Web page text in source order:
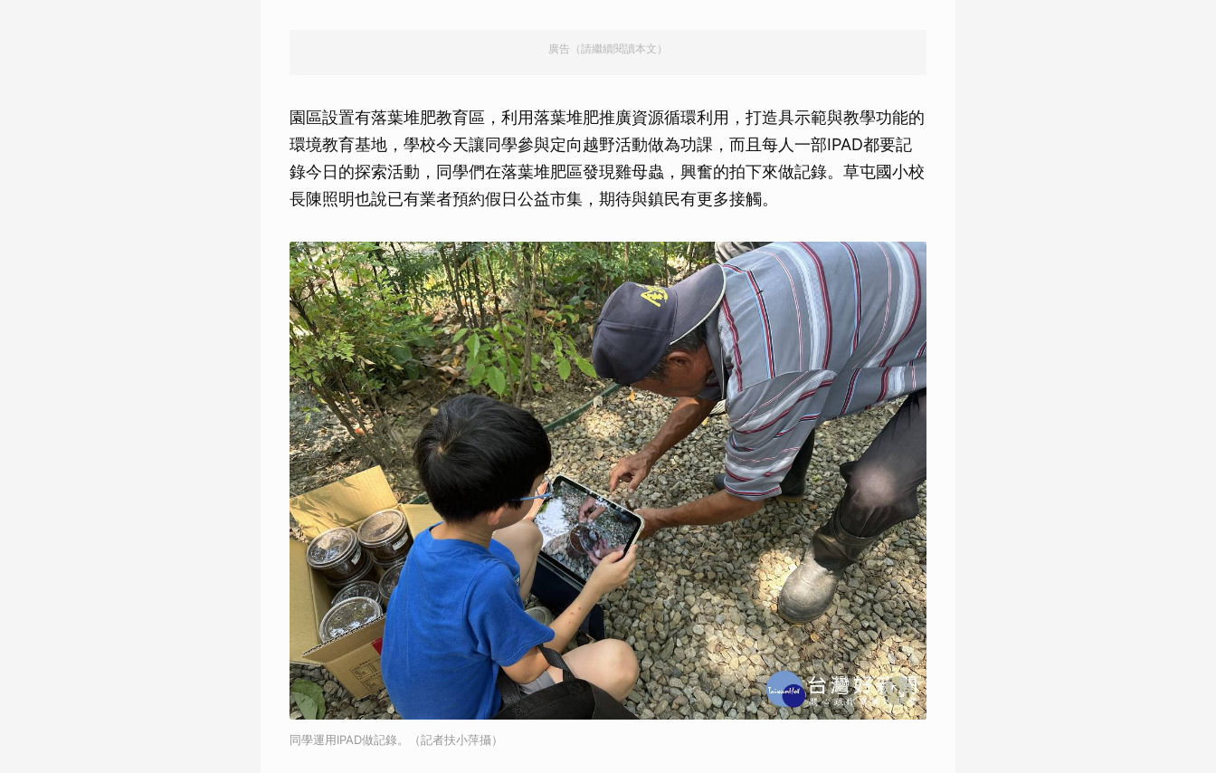
廣告（請繼續閱讀本文）
園區設置有落葉堆肥教育區，利用落葉堆肥推廣資源循環利用，打造具示範與教學功能的
環境教育基地，學校今天讓同學參與定向越野活動做為功課，而且每人一部IPAD都要記
錄今日的探索活動，同學們在落葉堆肥區發現雞母蟲，興奮的拍下來做記錄。草屯國小校
長陳照明也說已有業者預約假日公益市集，期待與鎮民有更多接觸。
同學運用IPAD做記錄。（記者扶小萍攝）
取消